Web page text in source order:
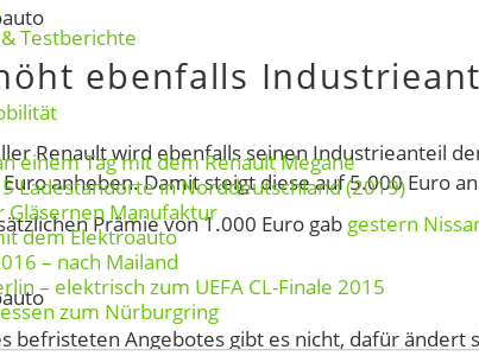
Testberichte
einem Tag mit dem Renault Megane
Ladestandorte in Norddeutschland (2019)
Gläsernen Manufaktur
dem Elektroauto
– nach Mailand
– elektrisch zum UEFA CL-Finale 2015
zum Nürburgring
ebenfalls
Renault wird ebenfalls seinen Industrieanteil
anheben. Damit steigt diese auf 5.000 Euro
Prämie von 1.000 Euro gab gestern
befristeten Angebotes gibt es nicht, dafür ändert